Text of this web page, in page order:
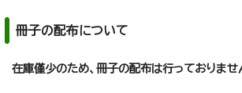
冊子の配布について
在庫僅少のため、冊子の配布は行っておりませ